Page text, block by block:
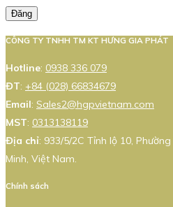
Đăng
CÔNG TY TNHH TM KT HƯNG GIA PHÁT
Hotline: 0938 336 079
ĐT: +84 (028) 66834679
Email: Sales2@hgpvietnam.com
MST: 0313138119
Địa chỉ: 933/5/2C Tỉnh lộ 10,
Minh, Việt Nam.
Chính sách